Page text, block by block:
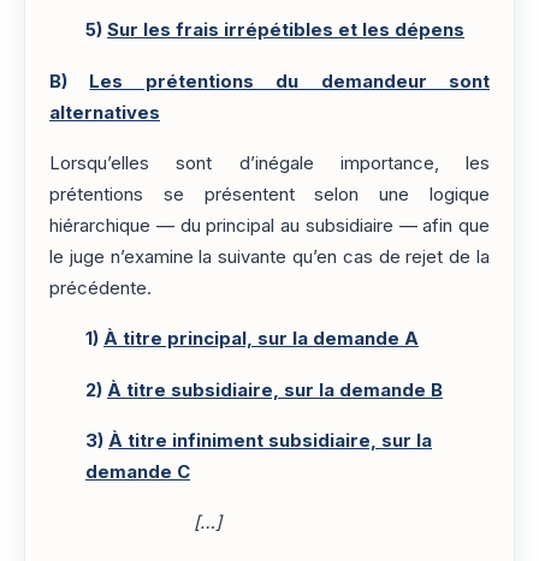
5) Sur les frais irrépétibles et les dépens
B) Les prétentions du demandeur sont
alternatives
Lorsqu’elles sont d’inégale importance, les
prétentions se présentent selon une logique
hiérarchique — du principal au subsidiaire — afin que
le juge n’examine la suivante qu’en cas de rejet de la
précédente.
1) À titre principal, sur la demande A
2) À titre subsidiaire, sur la demande B
3) À titre infiniment subsidiaire, sur la
demande C
[…]